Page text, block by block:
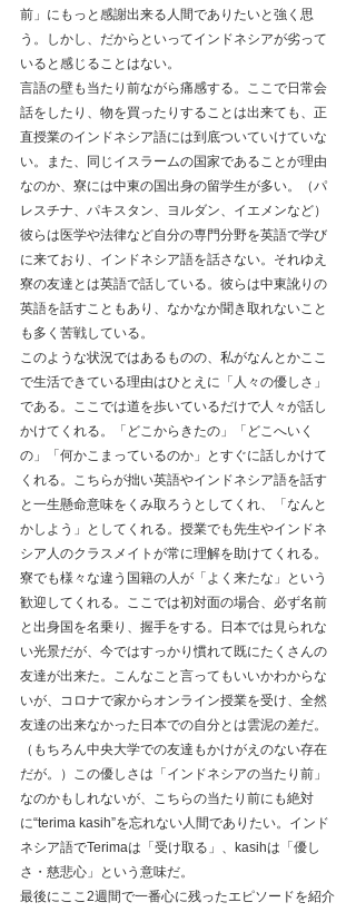
前」にもっと感謝出来る人間でありたいと強く思
う。しかし、だからといってインドネシアが劣って
いると感じることはない。
言語の壁も当たり前ながら痛感する。ここで日常会
話をしたり、物を買ったりすることは出来ても、正
直授業のインドネシア語には到底ついていけていな
い。また、同じイスラームの国家であることが理由
なのか、寮には中東の国出身の留学生が多い。（パ
レスチナ、パキスタン、ヨルダン、イエメンなど）
彼らは医学や法律など自分の専門分野を英語で学び
に来ており、インドネシア語を話さない。それゆえ
寮の友達とは英語で話している。彼らは中東訛りの
英語を話すこともあり、なかなか聞き取れないこと
も多く苦戦している。
このような状況ではあるものの、私がなんとかここ
で生活できている理由はひとえに「人々の優しさ」
である。ここでは道を歩いているだけで人々が話し
かけてくれる。「どこからきたの」「どこへいく
の」「何かこまっているのか」とすぐに話しかけて
くれる。こちらが拙い英語やインドネシア語を話す
と一生懸命意味をくみ取ろうとしてくれ、「なんと
かしよう」としてくれる。授業でも先生やインドネ
シア人のクラスメイトが常に理解を助けてくれる。
寮でも様々な違う国籍の人が「よく来たな」という
歓迎してくれる。ここでは初対面の場合、必ず名前
と出身国を名乗り、握手をする。日本では見られな
い光景だが、今ではすっかり慣れて既にたくさんの
友達が出来た。こんなこと言ってもいいかわからな
いが、コロナで家からオンライン授業を受け、全然
友達の出来なかった日本での自分とは雲泥の差だ。
（もちろん中央大学での友達もかけがえのない存在
だが。）この優しさは「インドネシアの当たり前」
なのかもしれないが、こちらの当たり前にも絶対
に“terima kasih”を忘れない人間でありたい。インド
ネシア語でTerimaは「受け取る」、kasihは「優し
さ・慈悲心」という意味だ。
最後にここ2週間で一番心に残ったエピソードを紹介